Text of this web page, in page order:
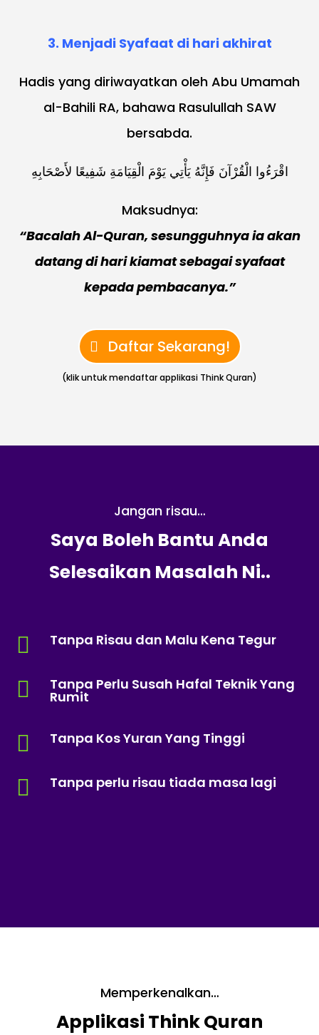
3. Menjadi Syafaat di hari akhirat
Hadis yang diriwayatkan oleh Abu Umamah
al-Bahili RA, bahawa Rasulullah SAW
bersabda.
اقْرَءُوا الْقُرْآنَ فَإِنَّهُ يَأْتِي يَوْمَ الْقِيَامَةِ شَفِيعًا لأَصْحَابِهِ
Maksudnya:
“Bacalah Al-Quran, sesungguhnya ia akan
datang di hari kiamat sebagai syafaat
kepada pembacanya.”
Daftar Sekarang!
(klik untuk mendaftar applikasi Think Quran)
Jangan risau…
Saya Boleh Bantu Anda
Selesaikan Masalah Ni..
 Tanpa Risau dan Malu Kena Tegur
 Tanpa Perlu Susah Hafal Teknik Yang
Rumit
 Tanpa Kos Yuran Yang Tinggi
 Tanpa perlu risau tiada masa lagi
Memperkenalkan…
Applikasi Think Quran